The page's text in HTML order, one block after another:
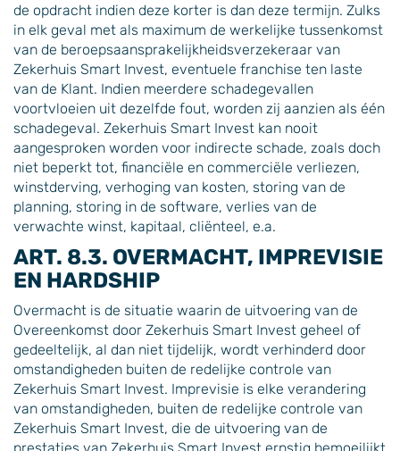
de opdracht indien deze korter is dan deze termijn. Zulks
in elk geval met als maximum de werkelijke tussenkomst
van de beroepsaansprakelijkheidsverzekeraar van
Zekerhuis Smart Invest, eventuele franchise ten laste
van de Klant. Indien meerdere schadegevallen
voortvloeien uit dezelfde fout, worden zij aanzien als één
schadegeval. Zekerhuis Smart Invest kan nooit
aangesproken worden voor indirecte schade, zoals doch
niet beperkt tot, financiële en commerciële verliezen,
winstderving, verhoging van kosten, storing van de
planning, storing in de software, verlies van de
verwachte winst, kapitaal, cliënteel, e.a.
ART. 8.3. OVERMACHT, IMPREVISIE
EN HARDSHIP
Overmacht is de situatie waarin de uitvoering van de
Overeenkomst door Zekerhuis Smart Invest geheel of
gedeeltelijk, al dan niet tijdelijk, wordt verhinderd door
omstandigheden buiten de redelijke controle van
Zekerhuis Smart Invest. Imprevisie is elke verandering
van omstandigheden, buiten de redelijke controle van
Zekerhuis Smart Invest, die de uitvoering van de